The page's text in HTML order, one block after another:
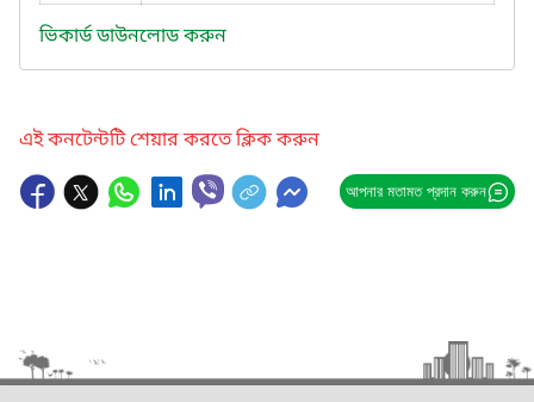
ভিকার্ড ডাউনলোড করুন
এই কনটেন্টটি শেয়ার করতে ক্লিক করুন
আপনার মতামত প্রদান করুন